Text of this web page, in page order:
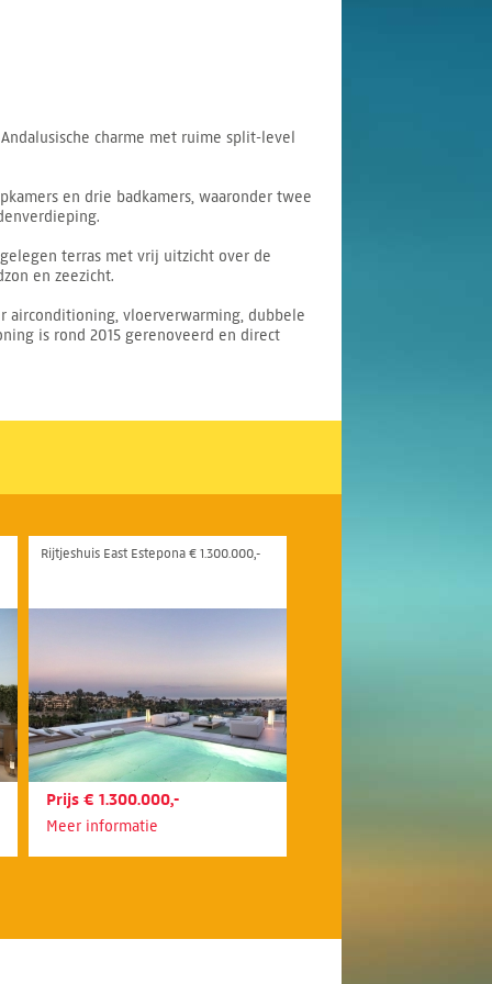
charme met ruime split-level
en drie badkamers, waaronder twee
terras met vrij uitzicht over de
en zeezicht.
airconditioning, vloerverwarming, dubbele
is rond 2015 gerenoveerd en direct
Rijtjeshuis East Estepona € 1.300.000,-
Prijs € 1.300.000,-
Meer informatie